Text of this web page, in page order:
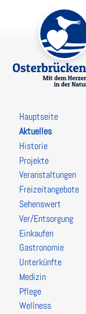
Hauptseite
Aktuelles
Historie
Projekte
Veranstaltungen
Freizeitangebote
Sehenswert
Ver/Entsorgung
Einkaufen
Gastronomie
Unterkünfte
Medizin
Pflege
Wellness